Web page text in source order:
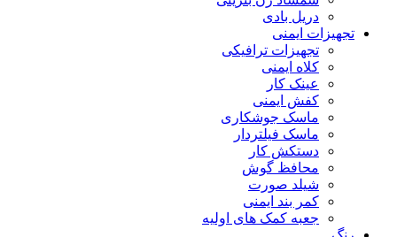
دریل بادی
تجهیزات ایمنی
تجهیزات ترافیکی
کلاه ایمنی
عینک کار
کفش ایمنی
ماسک جوشکاری
ماسک فیلتردار
دستکش کار
محافظ گوش
شیلد صورت
کمر بند ایمنی
جعبه کمک های اولیه